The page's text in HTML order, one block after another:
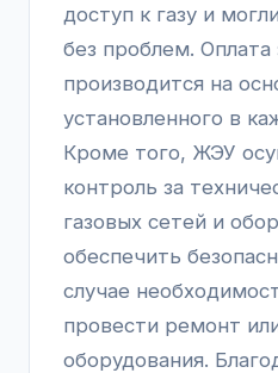
доступ к газу и
без проблем. Оплата
производится на
установленного в
Кроме того, ЖЭУ
контроль за
газовых сетей и
обеспечить
случае
провести ремонт
оборудования.